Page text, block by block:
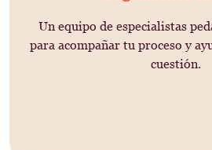
Un equipo de especialistas
para acompañar tu proceso y
cuestión.